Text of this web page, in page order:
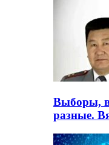
Выборы,
разные.